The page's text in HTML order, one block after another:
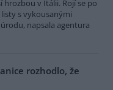
hrozbou v Itálii. Rojí se po
listy s vykousanými
napsala agentura
rozhodlo, že